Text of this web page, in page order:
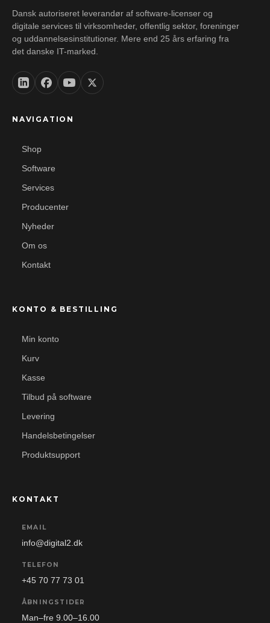
Dansk autoriseret leverandør af software-licenser og
digitale services til virksomheder, offentlig sektor, foreninger
og uddannelsesinstitutioner. Mere end 25 års erfaring fra
det danske IT-marked.
NAVIGATION
Shop
Software
Services
Producenter
Nyheder
Om os
Kontakt
KONTO & BESTILLING
Min konto
Kurv
Kasse
Tilbud på software
Levering
Handelsbetingelser
Produktsupport
KONTAKT
EMAIL
info@digital2.dk
TELEFON
+45 70 77 73 01
ÅBNINGSTIDER
Man–fre 9.00–16.00